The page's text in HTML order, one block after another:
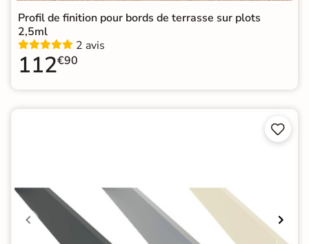
Profil de finition pour bords de terrasse sur plots
2,5ml
2 avis
112€90

